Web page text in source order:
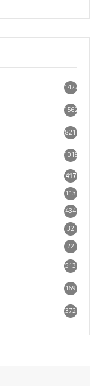
1427
1562
821
1018
417
113
434
32
22
513
169
372